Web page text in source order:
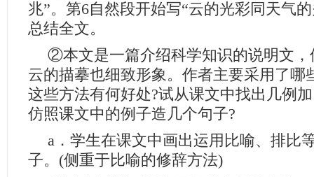
兆”。第6自然段开始写“云的光彩同天气
总结全文。
②本文是一篇介绍科学知识的说明文，
云的描摹也细致形象。作者主要采用了哪
这些方法有何好处?试从课文中找出几例
仿照课文中的例子造几个句子?
a．学生在课文中画出运用比喻、排比
子。(侧重于比喻的修辞方法)